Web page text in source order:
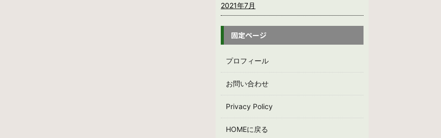
2021年7月
固定ページ
プロフィール
お問い合わせ
Privacy Policy
HOMEに戻る